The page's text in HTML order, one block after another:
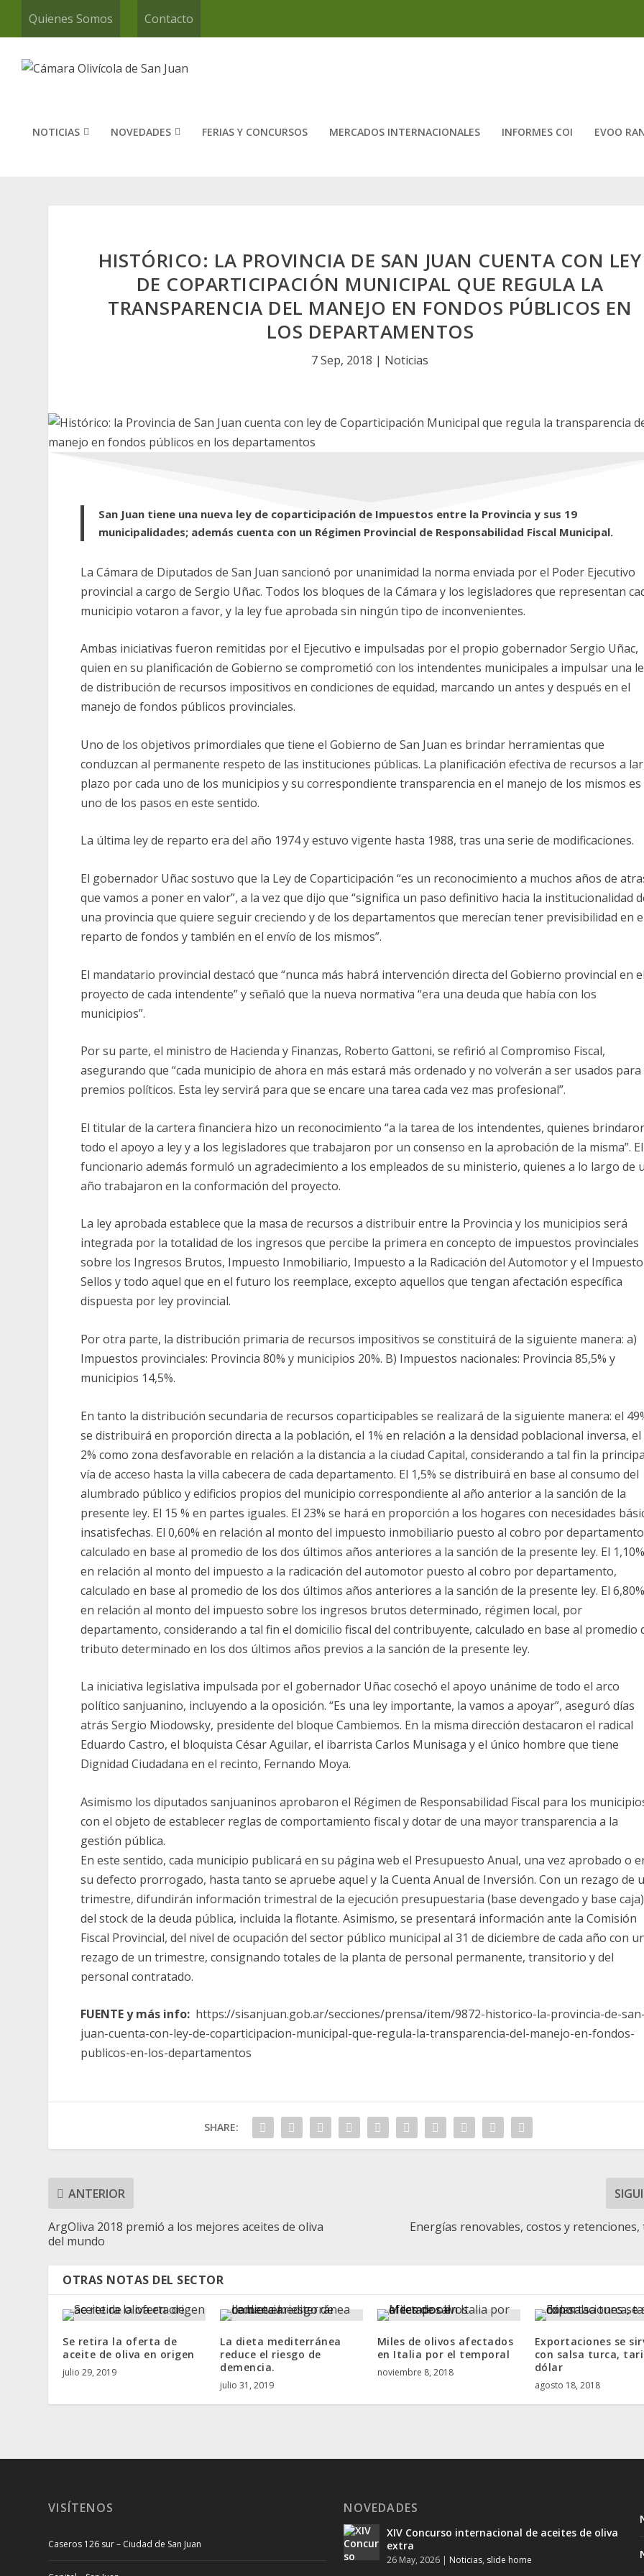
Quienes Somos Contacto
NOTICIAS NOVEDADES FERIAS Y CONCURSOS MERCADOS INTERNACIONALES INFORMES COI EVOO
HISTÓRICO: LA PROVINCIA DE SAN JUAN CUENTA CON LEY
DE COPARTICIPACIÓN MUNICIPAL QUE REGULA LA
TRANSPARENCIA DEL MANEJO EN FONDOS PÚBLICOS EN
LOS DEPARTAMENTOS
7 Sep, 2018 | Noticias
San Juan tiene una nueva ley de coparticipación de Impuestos entre la Provincia y sus 19
municipalidades; además cuenta con un Régimen Provincial de Responsabilidad Fiscal Municipal.
La Cámara de Diputados de San Juan sancionó por unanimidad la norma enviada por el Poder Ejecutivo
provincial a cargo de Sergio Uñac. Todos los bloques de la Cámara y los legisladores que representan
municipio votaron a favor, y la ley fue aprobada sin ningún tipo de inconvenientes.
Ambas iniciativas fueron remitidas por el Ejecutivo e impulsadas por el propio gobernador Sergio Uñac,
quien en su planificación de Gobierno se comprometió con los intendentes municipales a impulsar una
de distribución de recursos impositivos en condiciones de equidad, marcando un antes y después en el
manejo de fondos públicos provinciales.
Uno de los objetivos primordiales que tiene el Gobierno de San Juan es brindar herramientas que
conduzcan al permanente respeto de las instituciones públicas. La planificación efectiva de recursos a
plazo por cada uno de los municipios y su correspondiente transparencia en el manejo de los mismos es
uno de los pasos en este sentido.
La última ley de reparto era del año 1974 y estuvo vigente hasta 1988, tras una serie de modificaciones.
El gobernador Uñac sostuvo que la Ley de Coparticipación “es un reconocimiento a muchos años de
que vamos a poner en valor”, a la vez que dijo que “significa un paso definitivo hacia la institucionalidad
una provincia que quiere seguir creciendo y de los departamentos que merecían tener previsibilidad en
reparto de fondos y también en el envío de los mismos”.
El mandatario provincial destacó que “nunca más habrá intervención directa del Gobierno provincial en el
proyecto de cada intendente” y señaló que la nueva normativa “era una deuda que había con los
municipios”.
Por su parte, el ministro de Hacienda y Finanzas, Roberto Gattoni, se refirió al Compromiso Fiscal,
asegurando que “cada municipio de ahora en más estará más ordenado y no volverán a ser usados para
premios políticos. Esta ley servirá para que se encare una tarea cada vez mas profesional”.
El titular de la cartera financiera hizo un reconocimiento “a la tarea de los intendentes, quienes
todo el apoyo a ley y a los legisladores que trabajaron por un consenso en la aprobación de la misma”. El
funcionario además formuló un agradecimiento a los empleados de su ministerio, quienes a lo largo de
año trabajaron en la conformación del proyecto.
La ley aprobada establece que la masa de recursos a distribuir entre la Provincia y los municipios será
integrada por la totalidad de los ingresos que percibe la primera en concepto de impuestos provinciales
sobre los Ingresos Brutos, Impuesto Inmobiliario, Impuesto a la Radicación del Automotor y el
Sellos y todo aquel que en el futuro los reemplace, excepto aquellos que tengan afectación específica
dispuesta por ley provincial.
Por otra parte, la distribución primaria de recursos impositivos se constituirá de la siguiente manera: a)
Impuestos provinciales: Provincia 80% y municipios 20%. B) Impuestos nacionales: Provincia 85,5% y
municipios 14,5%.
En tanto la distribución secundaria de recursos coparticipables se realizará de la siguiente manera: el
se distribuirá en proporción directa a la población, el 1% en relación a la densidad poblacional inversa, el
2% como zona desfavorable en relación a la distancia a la ciudad Capital, considerando a tal fin la
vía de acceso hasta la villa cabecera de cada departamento. El 1,5% se distribuirá en base al consumo del
alumbrado público y edificios propios del municipio correspondiente al año anterior a la sanción de la
presente ley. El 15 % en partes iguales. El 23% se hará en proporción a los hogares con necesidades
insatisfechas. El 0,60% en relación al monto del impuesto inmobiliario puesto al cobro por
calculado en base al promedio de los dos últimos años anteriores a la sanción de la presente ley. El
en relación al monto del impuesto a la radicación del automotor puesto al cobro por departamento,
calculado en base al promedio de los dos últimos años anteriores a la sanción de la presente ley. El 6,80%
en relación al monto del impuesto sobre los ingresos brutos determinado, régimen local, por
departamento, considerando a tal fin el domicilio fiscal del contribuyente, calculado en base al promedio
tributo determinado en los dos últimos años previos a la sanción de la presente ley.
La iniciativa legislativa impulsada por el gobernador Uñac cosechó el apoyo unánime de todo el arco
político sanjuanino, incluyendo a la oposición. “Es una ley importante, la vamos a apoyar”, aseguró días
atrás Sergio Miodowsky, presidente del bloque Cambiemos. En la misma dirección destacaron el radical
Eduardo Castro, el bloquista César Aguilar, el ibarrista Carlos Munisaga y el único hombre que tiene
Dignidad Ciudadana en el recinto, Fernando Moya.
Asimismo los diputados sanjuaninos aprobaron el Régimen de Responsabilidad Fiscal para los
con el objeto de establecer reglas de comportamiento fiscal y dotar de una mayor transparencia a la
gestión pública.
En este sentido, cada municipio publicará en su página web el Presupuesto Anual, una vez aprobado o
su defecto prorrogado, hasta tanto se apruebe aquel y la Cuenta Anual de Inversión. Con un rezago de
trimestre, difundirán información trimestral de la ejecución presupuestaria (base devengado y base
del stock de la deuda pública, incluida la flotante. Asimismo, se presentará información ante la Comisión
Fiscal Provincial, del nivel de ocupación del sector público municipal al 31 de diciembre de cada año con
rezago de un trimestre, consignando totales de la planta de personal permanente, transitorio y del
personal contratado.
FUENTE y más info: https://sisanjuan.gob.ar/secciones/prensa/item/9872-historico-la-provincia-de-san-
juan-cuenta-con-ley-de-coparticipacion-municipal-que-regula-la-transparencia-del-manejo-en-fondos-
publicos-en-los-departamentos
SHARE:
ANTERIOR
ArgOliva 2018 premió a los mejores aceites de oliva
del mundo
Energías renovables, costos y retenciones,
OTRAS NOTAS DEL SECTOR
Se retira la oferta de
aceite de oliva en origen
julio 29, 2019
La dieta mediterránea
reduce el riesgo de
demencia.
julio 31, 2019
Miles de olivos afectados
en Italia por el temporal
noviembre 8, 2018
Exportaciones se
con salsa turca,
dólar
agosto 18, 2018
VISÍTENOS
Caseros 126 sur – Ciudad de San Juan
NOVEDADES
XIV Concurso internacional de aceites de oliva
extra
26 May, 2026 | Noticias, slide home